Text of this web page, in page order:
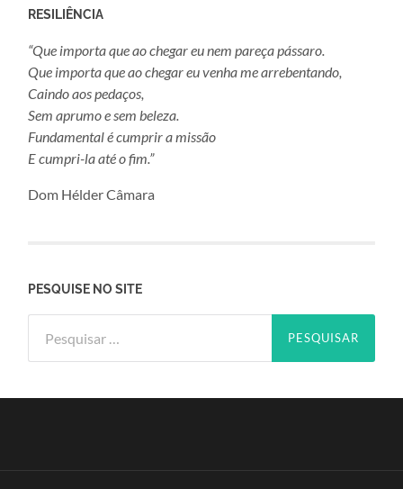
RESILIÊNCIA
“Que importa que ao chegar eu nem pareça pássaro.
Que importa que ao chegar eu venha me arrebentando,
Caindo aos pedaços,
Sem aprumo e sem beleza.
Fundamental é cumprir a missão
E cumpri-la até o fim.”
Dom Hélder Câmara
PESQUISE NO SITE
por: